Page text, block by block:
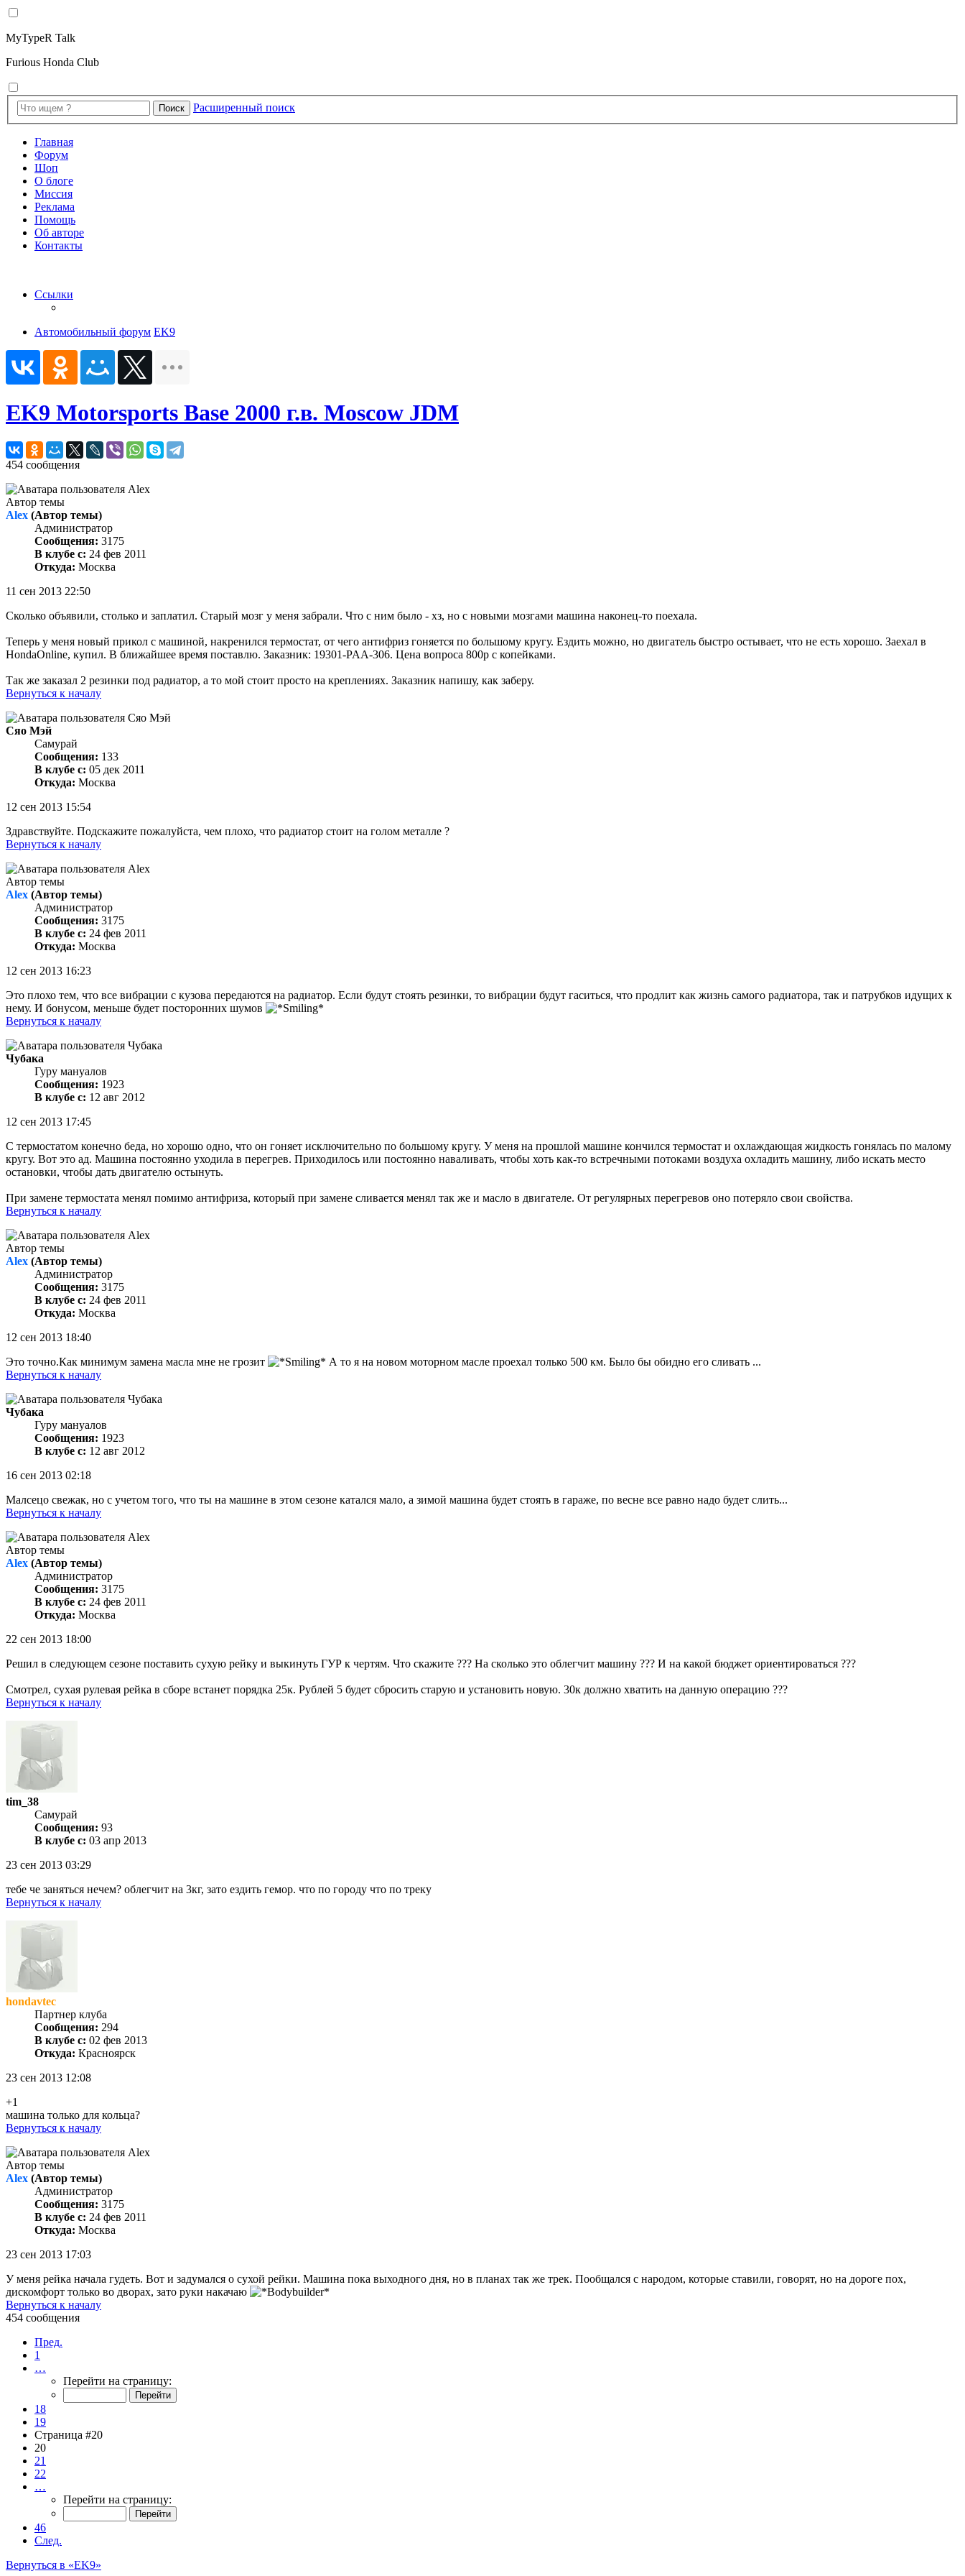
MyTypeR Talk
Furious Honda Club
Поиск Расширенный поиск
Главная
Форум
Шоп
О блоге
Миссия
Реклама
Помощь
Об авторе
Контакты
Ссылки
Автомобильный форум EK9
EK9 Motorsports Base 2000 г.в. Moscow JDM
454 сообщения
Автор темы
Alex (Автор темы)
Администратор
Сообщения: 3175
В клубе с: 24 фев 2011
Откуда: Москва
11 сен 2013 22:50
Сколько объявили, столько и заплатил. Старый мозг у меня забрали. Что с ним было - хз, но с новыми мозгами машина наконец-то поехала.
Теперь у меня новый прикол с машиной, накренился термостат, от чего антифриз гоняется по большому кругу. Ездить можно, но двигатель быстро остывает, что не есть хорошо. Заехал в
HondaOnline, купил. В ближайшее время поставлю. Заказник: 19301-PAA-306. Цена вопроса 800р с копейками.
Так же заказал 2 резинки под радиатор, а то мой стоит просто на креплениях. Заказник напишу, как заберу.
Вернуться к началу
Сяо Мэй
Самурай
Сообщения: 133
В клубе с: 05 дек 2011
Откуда: Москва
12 сен 2013 15:54
Здравствуйте. Подскажите пожалуйста, чем плохо, что радиатор стоит на голом металле ?
Вернуться к началу
Автор темы
Alex (Автор темы)
Администратор
Сообщения: 3175
В клубе с: 24 фев 2011
Откуда: Москва
12 сен 2013 16:23
Это плохо тем, что все вибрации с кузова передаются на радиатор. Если будут стоять резинки, то вибрации будут гаситься, что продлит как жизнь самого радиатора, так и патрубков идущих к
нему. И бонусом, меньше будет посторонних шумов
Вернуться к началу
Чубака
Гуру мануалов
Сообщения: 1923
В клубе с: 12 авг 2012
12 сен 2013 17:45
С термостатом конечно беда, но хорошо одно, что он гоняет исключительно по большому кругу. У меня на прошлой машине кончился термостат и охлаждающая жидкость гонялась по малому
кругу. Вот это ад. Машина постоянно уходила в перегрев. Приходилось или постоянно наваливать, чтобы хоть как-то встречными потоками воздуха охладить машину, либо искать место
остановки, чтобы дать двигателю остынуть.
При замене термостата менял помимо антифриза, который при замене сливается менял так же и масло в двигателе. От регулярных перегревов оно потеряло свои свойства.
Вернуться к началу
Автор темы
Alex (Автор темы)
Администратор
Сообщения: 3175
В клубе с: 24 фев 2011
Откуда: Москва
12 сен 2013 18:40
Это точно.Как минимум замена масла мне не грозит
А то я на новом моторном масле проехал только 500 км. Было бы обидно его сливать ...
Вернуться к началу
Чубака
Гуру мануалов
Сообщения: 1923
В клубе с: 12 авг 2012
16 сен 2013 02:18
Малсецо свежак, но с учетом того, что ты на машине в этом сезоне катался мало, а зимой машина будет стоять в гараже, по весне все равно надо будет слить...
Вернуться к началу
Автор темы
Alex (Автор темы)
Администратор
Сообщения: 3175
В клубе с: 24 фев 2011
Откуда: Москва
22 сен 2013 18:00
Решил в следующем сезоне поставить сухую рейку и выкинуть ГУР к чертям. Что скажите ??? На сколько это облегчит машину ??? И на какой бюджет ориентироваться ???
Смотрел, сухая рулевая рейка в сборе встанет порядка 25к. Рублей 5 будет сбросить старую и установить новую. 30к должно хватить на данную операцию ???
Вернуться к началу
tim_38
Самурай
Сообщения: 93
В клубе с: 03 апр 2013
23 сен 2013 03:29
тебе че заняться нечем? облегчит на 3кг, зато ездить гемор. что по городу что по треку
Вернуться к началу
hondavtec
Партнер клуба
Сообщения: 294
В клубе с: 02 фев 2013
Откуда: Красноярск
23 сен 2013 12:08
+1
машина только для кольца?
Вернуться к началу
Автор темы
Alex (Автор темы)
Администратор
Сообщения: 3175
В клубе с: 24 фев 2011
Откуда: Москва
23 сен 2013 17:03
У меня рейка начала гудеть. Вот и задумался о сухой рейки. Машина пока выходного дня, но в планах так же трек. Пообщался с народом, которые ставили, говорят, но на дороге пох,
дискомфорт только во дворах, зато руки накачаю
Вернуться к началу
454 сообщения
Пред.
1
…
Перейти на страницу:
18
19
Страница #20
20
21
22
…
Перейти на страницу:
46
След.
Вернуться в «EK9»